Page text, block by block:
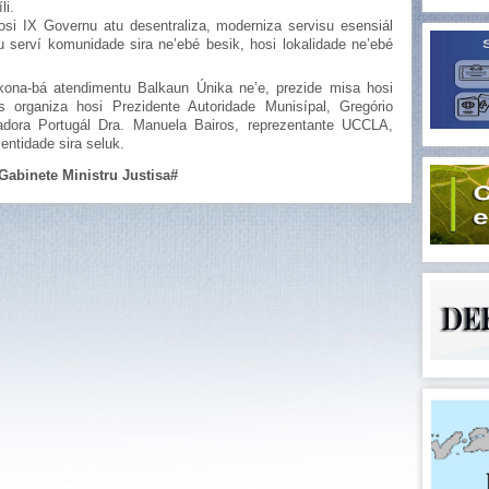
IX Governu atu desentraliza, moderniza servisu esensiál
komunidade sira ne’ebé besik, hosi lokalidade ne’ebé
bá atendimentu Balkaun Únika ne’e, prezide misa hosi
organiza hosi Prezidente Autoridade Munisípal, Gregório
Portugál Dra. Manuela Bairos, reprezentante UCCLA,
sira seluk.
Ministru Justisa#